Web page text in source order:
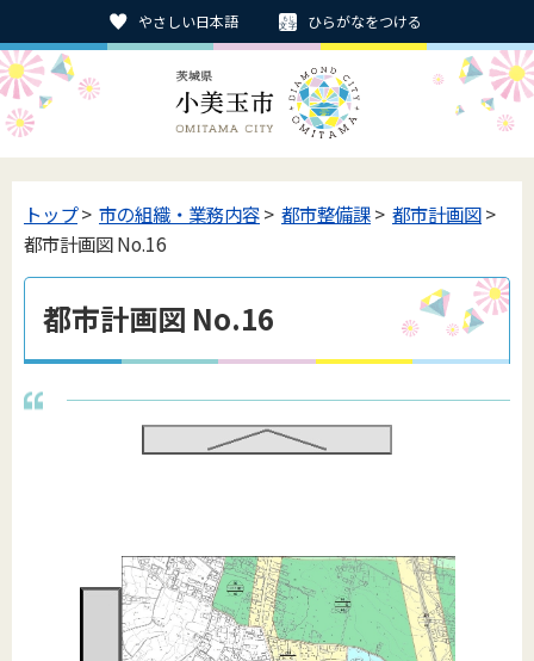
やさしい日本語 ひらがなをつける
トップ> 市の組織・業務内容> 都市整備課> 都市計画図>
都市計画図 No.16
都市計画図 No.16